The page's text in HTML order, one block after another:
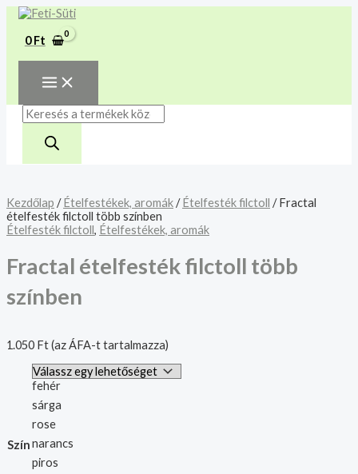
Skip
content
0Ft
MAIN
MENU
Products
search
Kezdőlap /Ételfestékek, aromák/Ételfesték filctoll / Fractal
ételfesték filctoll több színben
Ételfesték filctoll, Ételfestékek, aromák
Fractal ételfesték filctoll több
színben
1.050 Ft(az ÁFA-t tartalmazza)
Szín
fehér
sárga
rose
narancs
piros
Fractal
ételfesték
filctoll
több
színben
mennyiség
A mélyhűtött termékeket
csakis saját felelősségre
adjuk át futárszolgálatnak,
tekintettel a feloldási időre.